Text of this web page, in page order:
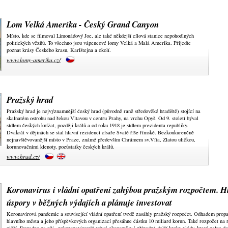
Lom Velká Amerika - Český Grand Canyon
Místo, kde se filmoval Limonádový Joe, ale také někdejší cílová stanice nepohodlných
politických vězňů. To všechno jsou vápencové lomy Velká a Malá Amerika. Přijeďte
poznat krásy Českého krasu, Karlštejna a okolí.
www.lomy-amerika.cz/
Pražský hrad
Pražský hrad je nejvýznamnější český hrad (původně raně středověké hradiště) stojící na
skalnatém ostrohu nad řekou Vltavou v centru Prahy, na vrchu Opyš. Od 9. století býval
sídlem českých knížat, později králů a od roku 1918 je sídlem prezidenta republiky.
Dvakrát v dějinách se stal hlavní rezidencí císaře Svaté říše římské. Bezkonkurenčně
nejnavštěvovanější místo v Praze, známé především Chrámem sv.Víta, Zlatou uličkou,
korunovačními klenoty, pozůstatky českých králů.
www.hrad.cz/
Koronavirus i vládní opatření zahýbou pražským rozpočtem.
úspory v běžných výdajích a plánuje investovat
Koronavirová pandemie a související vládní opatření tvrdě zasáhly pražský rozpočet. Odhadem
hlavního města a jeho příspěvkových organizací přesáhne částku 10 miliard korun. Také rozpočet na